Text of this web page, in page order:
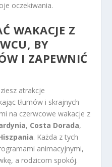
oczekiwania.
WAKACJE Z
BY
I ZAPEWNIĆ
atrakcje
tłumów i skrajnych
na czerwcowe wakacje z
, Costa Dorada,
. Każda z tych
animacyjnymi,
a rodzicom spokój.